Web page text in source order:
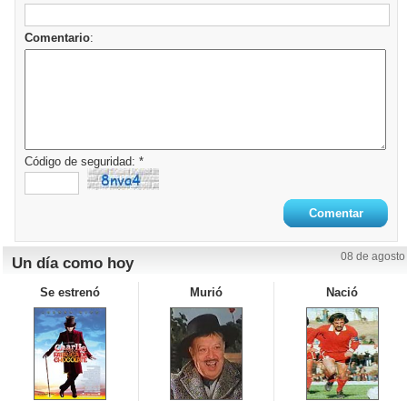
Comentario:
Código de seguridad: *
Un día como hoy 08 de agosto
Se estrenó Murió Nació